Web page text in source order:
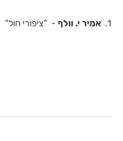
1. אמיר י. וולף - "ציפורי חול"